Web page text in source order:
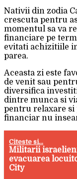
Nativii din zodia
crescuta pentru
momentul sa va
financiare pe
evitati achizitiile
parea.
Aceasta zi este
de venit sau
diversifica
dintre munca si
pentru relaxare si
financiar nu
Citeste si...
Militarii
evacuarea
City